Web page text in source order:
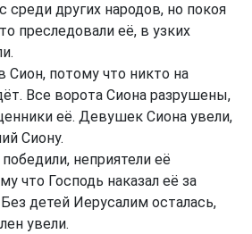
других народов, но покоя
преследовали её, в узких
Сион, потому что никто на
Все ворота Сиона разрушены,
её. Девушек Сиона увели,
Сиону.
неприятели её
что Господь наказал её за
детей Иерусалим осталась,
увели.